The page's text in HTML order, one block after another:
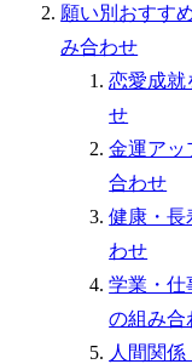
願い別おすす
み合わせ
恋愛成就
せ
金運アッ
合わせ
健康・長
わせ
学業・仕
の組み合
人間関